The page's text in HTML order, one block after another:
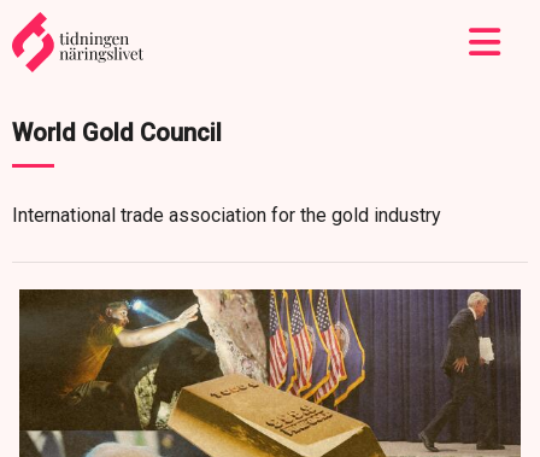
World Gold Council
International trade association for the gold industry